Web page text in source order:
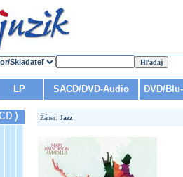
LP SACD/DVD-Audio DVD/
Žáner: Jazz